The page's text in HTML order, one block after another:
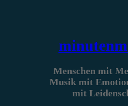
Menschen mit
Musik mit
mit